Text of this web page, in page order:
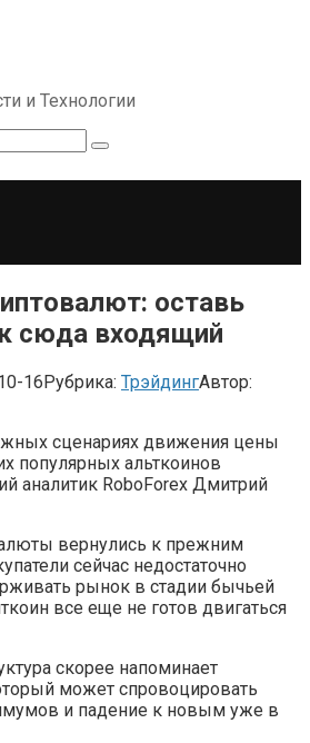
и Технологии
оставь
сюда входящий
16Рубрика: ТрэйдингАвтор:
сценариях движения цены
популярных альткоинов
аналитик RoboForex Дмитрий
вернулись к прежним
сейчас недостаточно
рынок в стадии бычьей
все еще не готов двигаться
скорее напоминает
может спровоцировать
и падение к новым уже в